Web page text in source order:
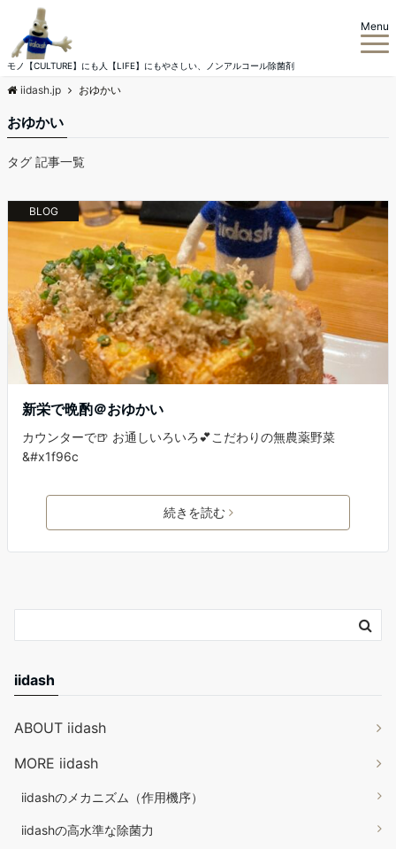
モノ【CULTURE】にも人【LIFE】にもやさしい、ノンアルコール除菌剤
Menu
iidash.jp おゆかい
おゆかい
タグ 記事一覧
BLOG
新栄で晩酌＠おゆかい
カウンターで🍺 お通しいろいろ💕こだわりの無農薬野菜
&#x1f96c
続きを読む
iidash
ABOUT iidash
MORE iidash
iidashのメカニズム（作用機序）
iidashの高水準な除菌力